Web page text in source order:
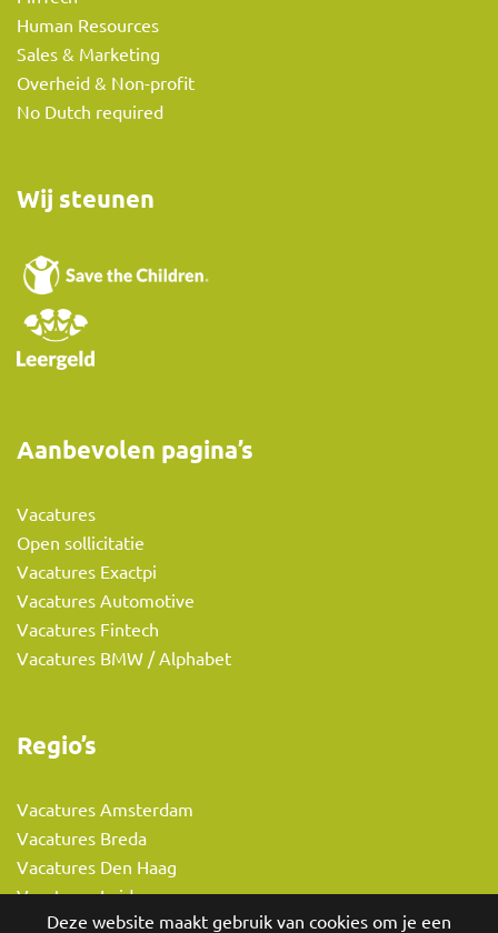
Human Resources
Sales & Marketing
Overheid & Non-profit
No Dutch required
Wij steunen
Aanbevolen pagina’s
Vacatures
Open sollicitatie
Vacatures Exactpi
Vacatures Automotive
Vacatures Fintech
Vacatures BMW / Alphabet
Regio’s
Vacatures Amsterdam
Vacatures Breda
Vacatures Den Haag
Vacatures Leiden
Vacatures Rotterdam
Deze website maakt gebruik van cookies om je een